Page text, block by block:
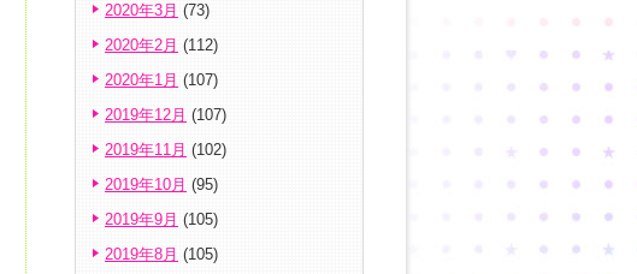
2020年3月 (73)
2020年2月 (112)
2020年1月 (107)
2019年12月 (107)
2019年11月 (102)
2019年10月 (95)
2019年9月 (105)
2019年8月 (105)